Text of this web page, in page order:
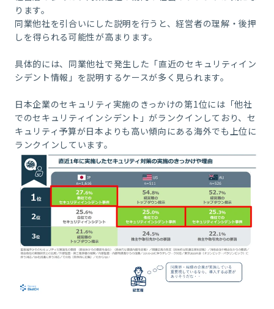
ります。
同業他社を引合いにした説明を行うと、経営者の理解・後押
しを得られる可能性が高まります。
具体的には、同業他社で発生した「直近のセキュリティイン
シデント情報」を説明するケースが多く見られます。
日本企業のセキュリティ実施のきっかけの第1位には「他社
でのセキュリティインシデント」がランクインしており、セ
キュリティ予算が日本よりも高い傾向にある海外でも上位に
ランクインしています。